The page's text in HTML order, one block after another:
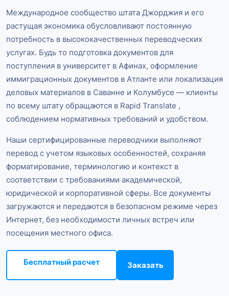
Международное сообщество штата Джорджия и его
растущая экономика обусловливают постоянную
потребность в высококачественных переводческих
услугах. Будь то подготовка документов для
поступления в университет в Афинах, оформление
иммиграционных документов в Атланте или локализация
деловых материалов в Саванне и Колумбусе — клиенты
по всему штату обращаются в Rapid Translate ,
соблюдением нормативных требований и удобством.
Наши сертифицированные переводчики выполняют
перевод с учетом языковых особенностей, сохраняя
форматирование, терминологию и контекст в
соответствии с требованиями академической,
юридической и корпоративной сферы. Все документы
загружаются и передаются в безопасном режиме через
Интернет, без необходимости личных встреч или
посещения местного офиса.
Бесплатный расчет Заказать